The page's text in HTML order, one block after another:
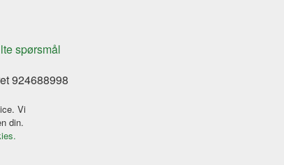
spørsmål
924688998
Vi
din.